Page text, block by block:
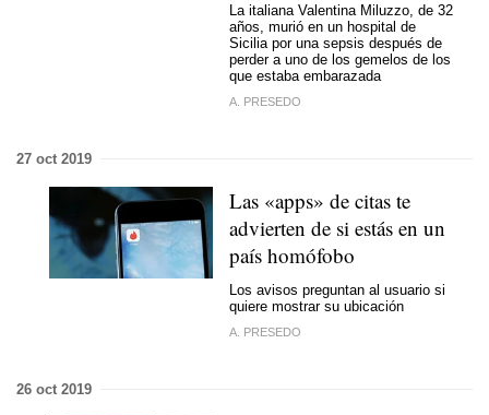
La italiana Valentina Miluzzo, de 32
años, murió en un hospital de
Sicilia por una sepsis después de
perder a uno de los gemelos de los
que estaba embarazada
A. PRESEDO
27 oct 2019
Las «apps» de citas te
advierten de si estás en un
país homófobo
Los avisos preguntan al usuario si
quiere mostrar su ubicación
A. PRESEDO
26 oct 2019